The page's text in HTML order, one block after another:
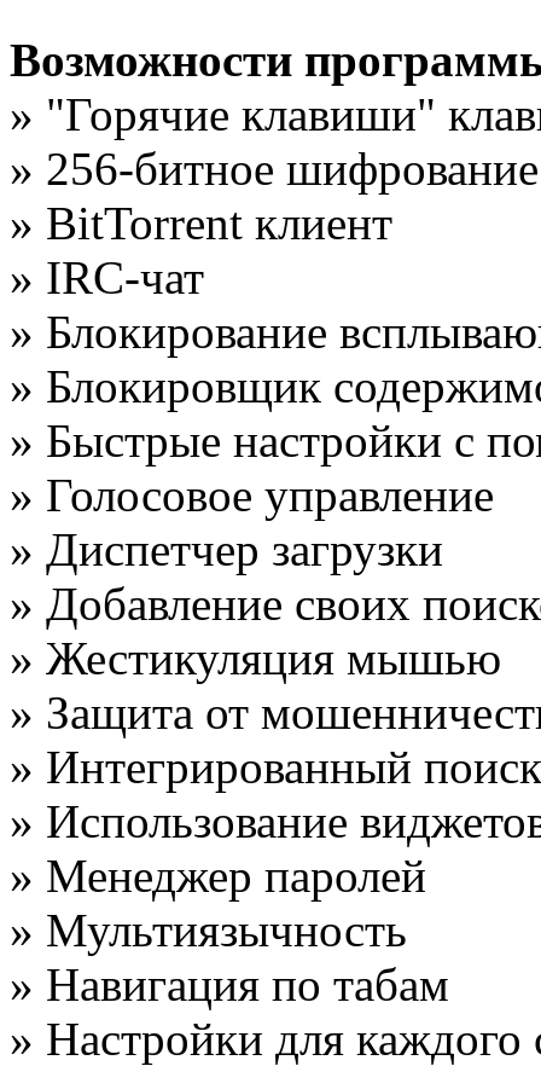
Возможности
» "Горячие клавиши"
» 256-битное шифрование
» BitTorrent клиент
» IRC-чат
» Блокирование
» Блокировщик
» Быстрые настройки с
» Голосовое управление
» Диспетчер загрузки
» Добавление своих
» Жестикуляция мышью
» Защита от
» Интегрированный поиск
» Использование
» Менеджер паролей
» Мультиязычность
» Навигация по табам
» Настройки для каждого